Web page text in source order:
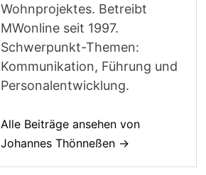
Wohnprojektes. Betreibt
MWonline seit 1997.
Schwerpunkt-Themen:
Kommunikation, Führung und
Personalentwicklung.
Alle Beiträge ansehen von
Johannes Thönneßen →